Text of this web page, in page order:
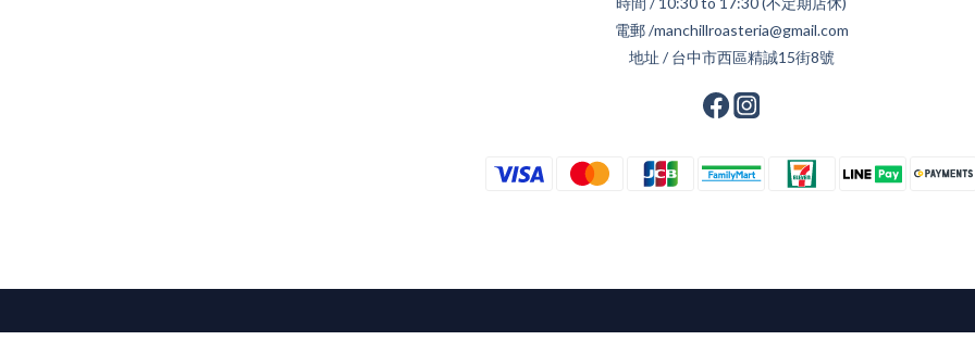
電郵 /manchillroasteria@gmail.com
地址 / 台中市西區精誠15街8號